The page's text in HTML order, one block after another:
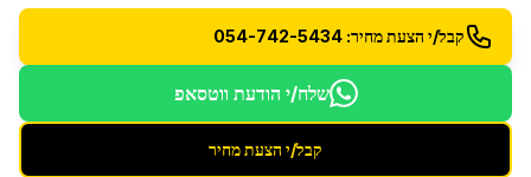
קבל/י הצעת מחיר: 054-742-5434
שלח/י הודעת ווטסאפ
קבל/י הצעת מחיר